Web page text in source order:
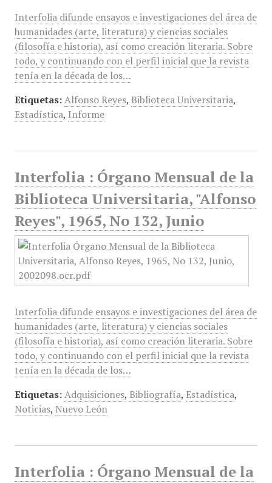
Interfolia difunde ensayos e investigaciones del área de
humanidades (arte, literatura) y ciencias sociales
(filosofía e historia), así como creación literaria. Sobre
todo, y continuando con el perfil inicial que la revista
tenía en la década de los…
Etiquetas: Alfonso Reyes, Biblioteca Universitaria,
Estadística, Informe
Interfolia : Órgano Mensual de la
Biblioteca Universitaria, "Alfonso
Reyes", 1965, No 132, Junio
Interfolia difunde ensayos e investigaciones del área de
humanidades (arte, literatura) y ciencias sociales
(filosofía e historia), así como creación literaria. Sobre
todo, y continuando con el perfil inicial que la revista
tenía en la década de los…
Etiquetas: Adquisiciones, Bibliografía, Estadística,
Noticias, Nuevo León
Interfolia : Órgano Mensual de la